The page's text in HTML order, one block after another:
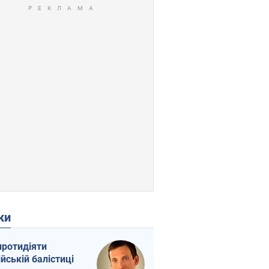
балістиці